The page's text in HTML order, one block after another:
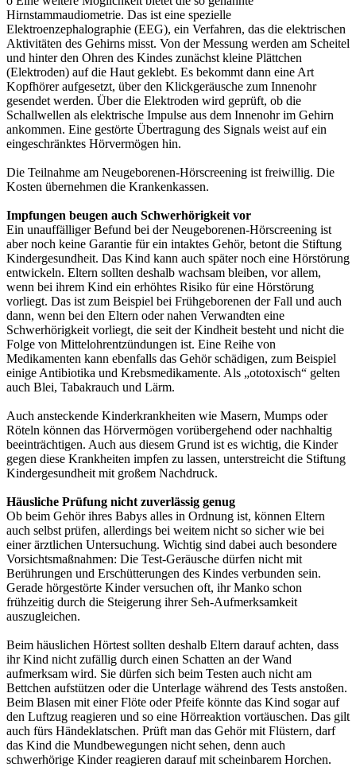
Hirnstammaudiometrie. Das ist eine spezielle
Elektroenzephalographie (EEG), ein Verfahren, das die elektrischen
Aktivitäten des Gehirns misst. Von der Messung werden am Scheitel
und hinter den Ohren des Kindes zunächst kleine Plättchen
(Elektroden) auf die Haut geklebt. Es bekommt dann eine Art
Kopfhörer aufgesetzt, über den Klickgeräusche zum Innenohr
gesendet werden. Über die Elektroden wird geprüft, ob die
Schallwellen als elektrische Impulse aus dem Innenohr im Gehirn
ankommen. Eine gestörte Übertragung des Signals weist auf ein
eingeschränktes Hörvermögen hin.
Die Teilnahme am Neugeborenen-Hörscreening ist freiwillig. Die
Kosten übernehmen die Krankenkassen.
Impfungen beugen auch Schwerhörigkeit vor
Ein unauffälliger Befund bei der Neugeborenen-Hörscreening ist
aber noch keine Garantie für ein intaktes Gehör, betont die Stiftung
Kindergesundheit. Das Kind kann auch später noch eine Hörstörung
entwickeln. Eltern sollten deshalb wachsam bleiben, vor allem,
wenn bei ihrem Kind ein erhöhtes Risiko für eine Hörstörung
vorliegt. Das ist zum Beispiel bei Frühgeborenen der Fall und auch
dann, wenn bei den Eltern oder nahen Verwandten eine
Schwerhörigkeit vorliegt, die seit der Kindheit besteht und nicht die
Folge von Mittelohrentzündungen ist. Eine Reihe von
Medikamenten kann ebenfalls das Gehör schädigen, zum Beispiel
einige Antibiotika und Krebsmedikamente. Als „ototoxisch“ gelten
auch Blei, Tabakrauch und Lärm.
Auch ansteckende Kinderkrankheiten wie Masern, Mumps oder
Röteln können das Hörvermögen vorübergehend oder nachhaltig
beeinträchtigen. Auch aus diesem Grund ist es wichtig, die Kinder
gegen diese Krankheiten impfen zu lassen, unterstreicht die Stiftung
Kindergesundheit mit großem Nachdruck.
Häusliche Prüfung nicht zuverlässig genug
Ob beim Gehör ihres Babys alles in Ordnung ist, können Eltern
auch selbst prüfen, allerdings bei weitem nicht so sicher wie bei
einer ärztlichen Untersuchung. Wichtig sind dabei auch besondere
Vorsichtsmaßnahmen: Die Test-Geräusche dürfen nicht mit
Berührungen und Erschütterungen des Kindes verbunden sein.
Gerade hörgestörte Kinder versuchen oft, ihr Manko schon
frühzeitig durch die Steigerung ihrer Seh-Aufmerksamkeit
auszugleichen.
Beim häuslichen Hörtest sollten deshalb Eltern darauf achten, dass
ihr Kind nicht zufällig durch einen Schatten an der Wand
aufmerksam wird. Sie dürfen sich beim Testen auch nicht am
Bettchen aufstützen oder die Unterlage während des Tests anstoßen.
Beim Blasen mit einer Flöte oder Pfeife könnte das Kind sogar auf
den Luftzug reagieren und so eine Hörreaktion vortäuschen. Das gilt
auch fürs Händeklatschen. Prüft man das Gehör mit Flüstern, darf
das Kind die Mundbewegungen nicht sehen, denn auch
schwerhörige Kinder reagieren darauf mit scheinbarem Horchen.